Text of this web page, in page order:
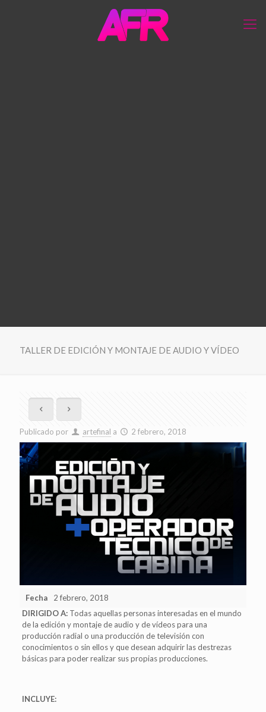
TALLER DE EDICIÓN Y MONTAJE DE AUDIO Y VÍDEO
Publicado por artefinal a 2 febrero, 2018
Fecha
2 febrero, 2018
DIRIGIDO A: Todas aquellas personas interesadas en el mundo
de la edición y montaje de audio y de vídeos para una
producción radial o una producción de televisión con
conocimientos o sin ellos y que desean adquirir las destrezas
básicas para poder realizar sus propias producciones.
INCLUYE: